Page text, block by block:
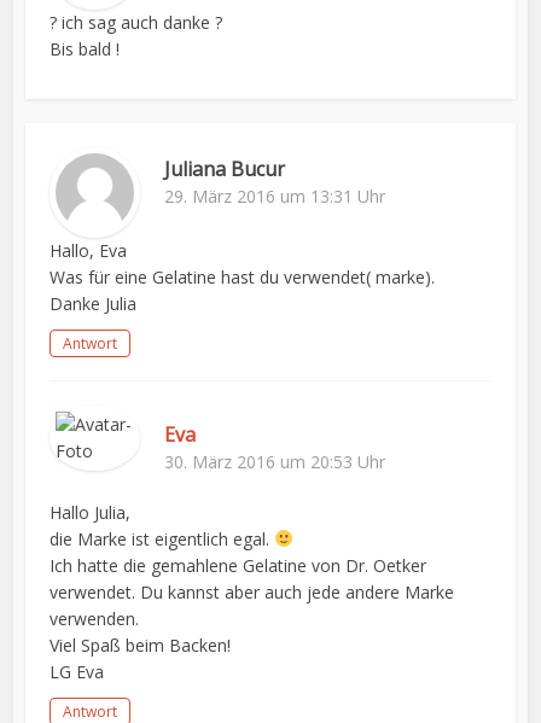
? ich sag auch danke ?
Bis bald !
Juliana Bucur
29. März 2016 um 13:31 Uhr
Hallo, Eva
Was für eine Gelatine hast du verwendet( marke).
Danke Julia
Antwort
Eva
30. März 2016 um 20:53 Uhr
Hallo Julia,
die Marke ist eigentlich egal.
Ich hatte die gemahlene Gelatine von Dr. Oetker
verwendet. Du kannst aber auch jede andere Marke
verwenden.
Viel Spaß beim Backen!
LG Eva
Antwort